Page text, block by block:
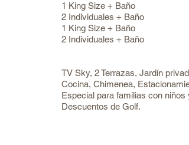
1 King Size + Baño
2 Individuales + Baño
1 King Size + Baño
2 Individuales + Baño
TV Sky, 2 Terrazas, Jardín
Cocina, Chimenea,
Especial para familias con niños y
Descuentos de Golf.